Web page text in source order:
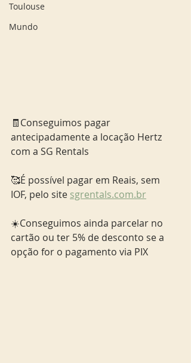
Toulouse
Mundo
🧾Conseguimos pagar
antecipadamente a locação Hertz
com a SG Rentals
🥰É possível pagar em Reais, sem
IOF, pelo site sgrentals.com.br
☀️Conseguimos ainda parcelar no
cartão ou ter 5% de desconto se a
opção for o pagamento via PIX